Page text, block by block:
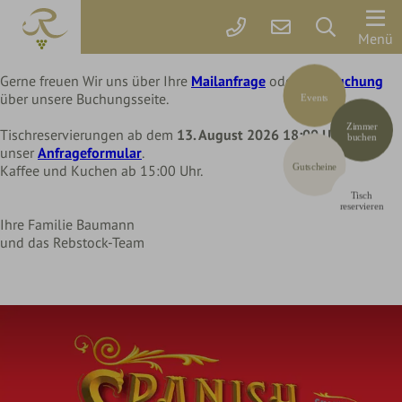
Liebe Rebstock Gäste,
wir machen eine kleine Pause im Hotel und Restaurant
bis Mittwoch, 12. August 2026
Gerne freuen Wir uns über Ihre Mailanfrage oder Ihre
Buchung
über unsere Buchungsseite.
Tischreservierungen ab dem 13. August 2026 18:00 Uhr über
unser Anfrageformular.
Kaffee und Kuchen ab 15:00 Uhr.
Ihre Familie Baumann
und das Rebstock-Team
Menü
Events
Zimmer
buchen
Gutscheine
Tisch
reservieren
Der
Rebstock
&
Preise
buchen
Wohlfühlleistungen
Restplatzbörse